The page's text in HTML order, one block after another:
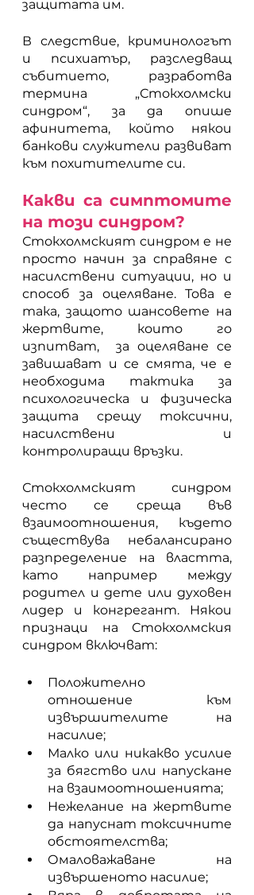
защитата им.
В следствие, криминологът
и психиатър, разследващ
събитието, разработва
термина „Стокхолмски
синдром“, за да опише
афинитета, който някои
банкови служители развиват
към похитителите си.
Какви са симптомите
на този синдром?
Стокхолмският синдром е не
просто начин за справяне с
насилствени ситуации, но и
способ за оцеляване. Това е
така, защото шансовете на
жертвите, които го
изпитват,  за оцеляване се
завишават и се смята, че е
необходима тактика за
психологическа и физическа
защита срещу токсични,
насилствени и
контролиращи връзки.
Стокхолмският синдром
често се среща във
взаимоотношения, където
съществува небалансирано
разпределение на властта,
като например между
родител и дете или духовен
лидер и конгрегант. Някои
признаци на Стокхолмския
синдром включват:
Положително
отношение към
извършителите на
насилие;
Малко или никакво усилие
за бягство или напускане
на взаимоотношенията;
Нежелание на жертвите
да напуснат токсичните
обстоятелства;
Омаловажаване на
извършеното насилие;